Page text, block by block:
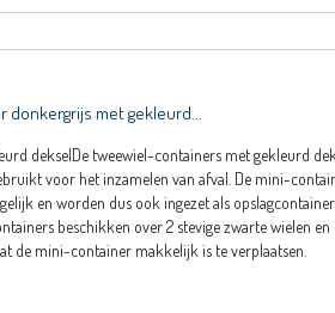
donkergrijs met gekleurd...
dekselDe tweewiel-containers met gekleurd
voor het inzamelen van afval. De mini-
en worden dus ook ingezet als
beschikken over 2 stevige zwarte wielen en
de mini-container makkelijk is te verplaatsen.